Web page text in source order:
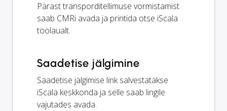
Pärast transporditellimuse vormistamist
saab CMRi avada ja printida otse iScala
töölaualt.
Saadetise jälgimine
Saadetise jälgimise link salvestatakse
iScala keskkonda ja selle saab lingile
vajutades avada.